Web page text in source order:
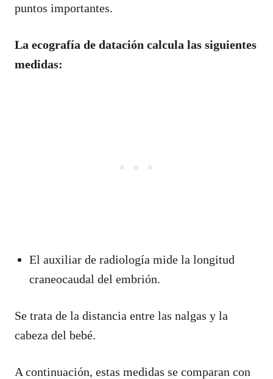
puntos importantes.
La ecografía de datación calcula las siguientes
medidas:
El auxiliar de radiología mide la longitud
craneocaudal del embrión.
Se trata de la distancia entre las nalgas y la
cabeza del bebé.
A continuación, estas medidas se comparan con